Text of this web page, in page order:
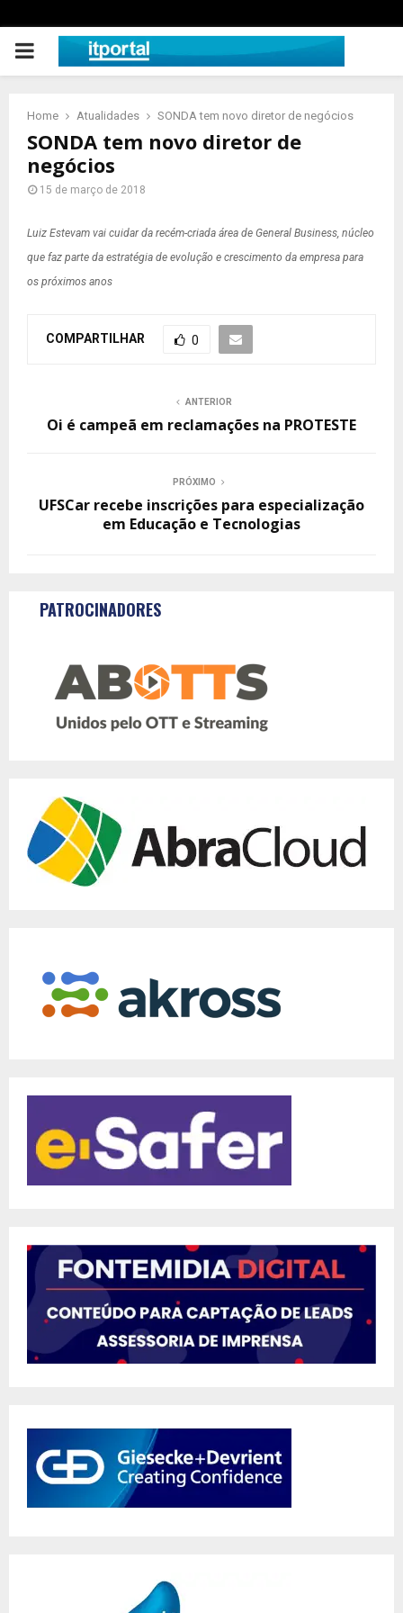
PRIMARY
Home Atualidades SONDA tem novo diretor de negócios
SONDA tem novo diretor de
negócios
15 de março de 2018
Luiz Estevam vai cuidar da recém-criada área de General Business, núcleo
que faz parte da estratégia de evolução e crescimento da empresa para
os próximos anos
COMPARTILHAR 0
ANTERIOR
Oi é campeã em reclamações na PROTESTE
PRÓXIMO
UFSCar recebe inscrições para especialização
em Educação e Tecnologias
PATROCINADORES